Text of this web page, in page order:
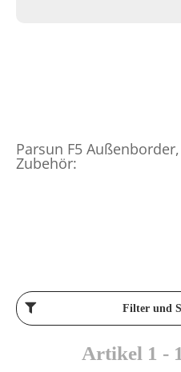
Parsun F5
Zubehör:
Filter und
Artikel 1 -